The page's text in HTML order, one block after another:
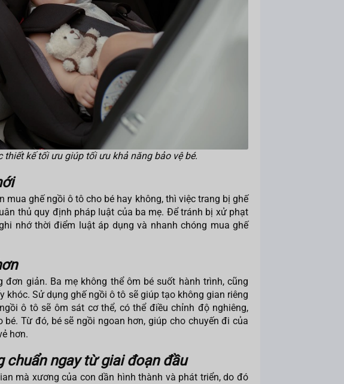
thiết kế tối ưu giúp tối ưu khả năng bảo vệ bé.
mua ghế ngồi ô tô cho bé hay không, thì việc trang bị ghế
thủ quy định pháp luật của ba mẹ. Để tránh bị xử phạt
nhớ thời điểm luật áp dụng và nhanh chóng mua ghế
đơn giản. Ba mẹ không thể ôm bé suốt hành trình, cũng
khóc. Sử dụng ghế ngồi ô tô sẽ giúp tạo không gian riêng
ô tô sẽ ôm sát cơ thể, có thể điều chỉnh độ nghiêng,
Từ đó, bé sẽ ngồi ngoan hơn, giúp cho chuyến đi của
hơn.
chuẩn ngay từ giai đoạn đầu
mà xương của con dần hình thành và phát triển, do đó